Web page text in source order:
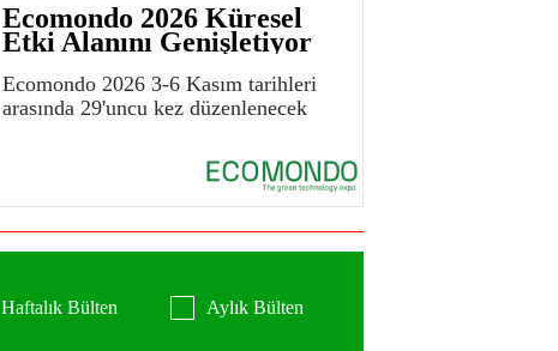
Ecomondo 2026 Küresel
Etki Alanını Genişletiyor
Ecomondo 2026 3-6 Kasım tarihleri
arasında 29'uncu kez düzenlenecek
Haftalık Bülten Aylık Bülten